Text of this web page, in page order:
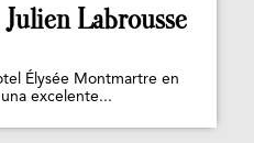
Labrousse
Élysée Montmartre en
excelente...